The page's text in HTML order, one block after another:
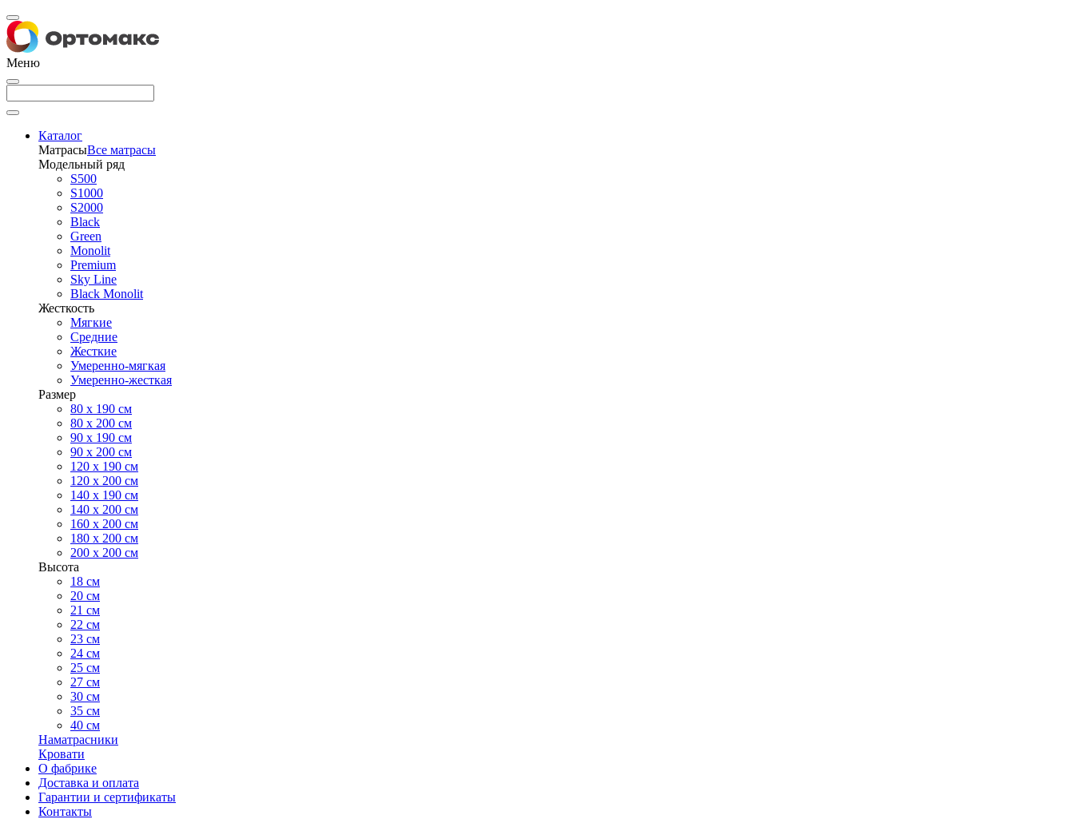
Меню
Каталог
МатрасыВсе матрасы
Модельный ряд
S500
S1000
S2000
Black
Green
Monolit
Premium
Sky Line
Black Monolit
Жесткость
Мягкие
Средние
Жесткие
Умеренно-мягкая
Умеренно-жесткая
Размер
80 х 190 см
80 х 200 см
90 х 190 см
90 х 200 см
120 х 190 см
120 х 200 см
140 х 190 см
140 х 200 см
160 х 200 см
180 х 200 см
200 х 200 см
Высота
18 см
20 см
21 см
22 см
23 см
24 см
25 см
27 см
30 см
35 см
40 см
Наматрасники
Кровати
О фабрике
Доставка и оплата
Гарантии и сертификаты
Контакты